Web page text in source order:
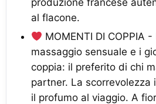
produzione francese
al flacone.
MOMENTI DI COPPIA
massaggio sensuale e i
coppia: il preferito di chi
partner. La scorrevolezza
il profumo al viaggio. A